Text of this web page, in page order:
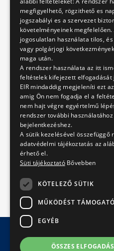
Lezárt
Cím
megfigyelhető, rögzithető es
jogszabályi es a szervezet
követelményeinek
jogosulatlan használata tilos,
vagy polgárjogi
maga után.
A rendszer használata az itt
feltételek kifejezett elfogadását
EIR mindaddig megjeleníti ezt
amig Ön nem fogadja el a
nem hajt végre egyértelmű
rendszer további használatához
bejelentkezéshez.
A sütik kezelésével összefüggő
adatvédelmi tájékoztatás az
érhető el.
Süti tájékoztató Bővebben
KÖTELEZŐ SÜTIK
MŰKÖDÉST TÁMOGATÓ
EGYÉB
ÖSSZES